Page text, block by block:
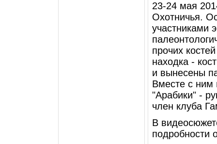
23-24 мая
Охотничья.
участниками
прочих
находка -
и вынесены
Вместе с ним
"Арабики" -
член клуба
В
подробности